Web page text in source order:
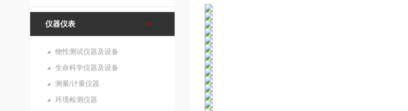
仪器仪表
物性测试仪器及设备
生命科学仪器及设备
测量/计量仪器
环境检测仪器